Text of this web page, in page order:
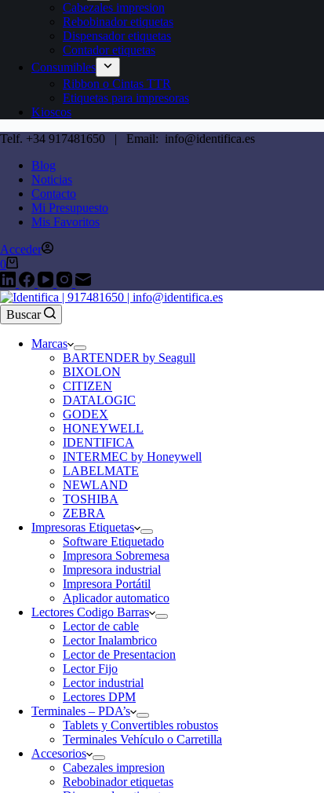
Cabezales impresion
Rebobinador etiquetas
Dispensador etiquetas
Contador etiquetas
Consumibles
Ribbon o Cintas TTR
Etiquetas para impresoras
Kioscos
Telf. +34 917481650 | Email: info@identifica.es
Blog
Noticias
Contacto
Mi Presupuesto
Mis Favoritos
Acceder
0
Buscar
Marcas
BARTENDER by Seagull
BIXOLON
CITIZEN
DATALOGIC
GODEX
HONEYWELL
IDENTIFICA
INTERMEC by Honeywell
LABELMATE
NEWLAND
TOSHIBA
ZEBRA
Impresoras Etiquetas
Software Etiquetado
Impresora Sobremesa
Impresora industrial
Impresora Portátil
Aplicador automatico
Lectores Codigo Barras
Lector de cable
Lector Inalambrico
Lector de Presentacion
Lector Fijo
Lector industrial
Lectores DPM
Terminales – PDA’s
Tablets y Convertibles robustos
Terminales Vehículo o Carretilla
Accesorios
Cabezales impresion
Rebobinador etiquetas